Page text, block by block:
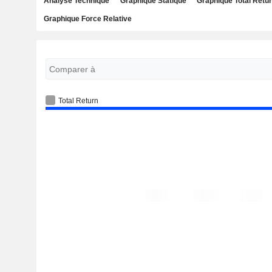
Graphique Force Relative
Total Return